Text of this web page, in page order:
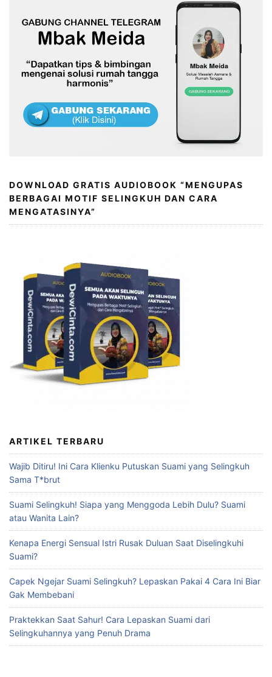
DOWNLOAD GRATIS AUDIOBOOK “MENGUPAS
BERBAGAI MOTIF SELINGKUH DAN CARA
MENGATASINYA”
ARTIKEL TERBARU
Wajib Ditiru! Ini Cara Klienku Putuskan Suami yang Selingkuh
Sama T*brut
Suami Selingkuh! Siapa yang Menggoda Lebih Dulu? Suami
atau Wanita Lain?
Kenapa Energi Sensual Istri Rusak Duluan Saat Diselingkuhi
Suami?
Capek Ngejar Suami Selingkuh? Lepaskan Pakai 4 Cara Ini Biar
Gak Membebani
Praktekkan Saat Sahur! Cara Lepaskan Suami dari
Selingkuhannya yang Penuh Drama